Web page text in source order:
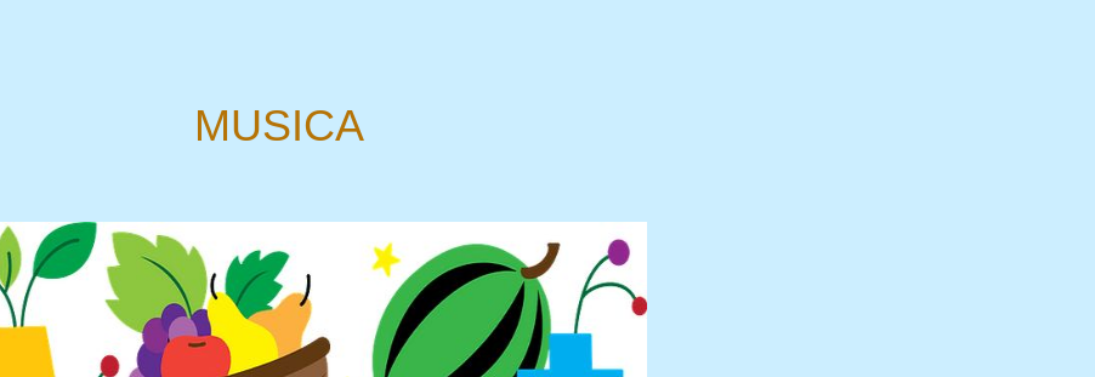
MUSICA